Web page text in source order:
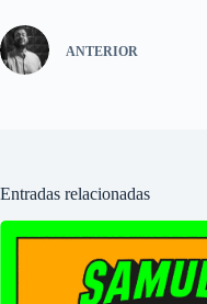
ANTERIOR
Entradas relacionadas